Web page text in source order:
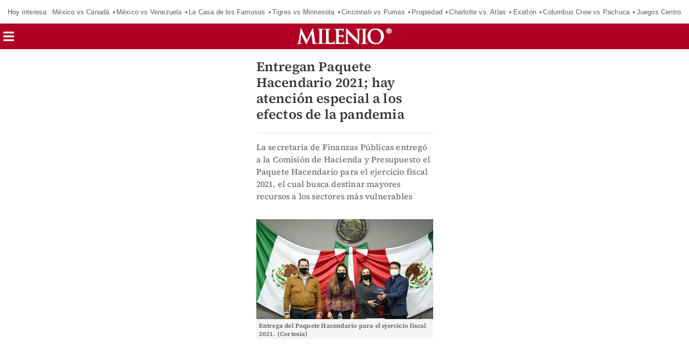
Hoy interesa: México vs Canadá México vs Venezuela La Casa de los Famosos Tigres vs Minnesota Cincinnati vs Pumas Propiedad Charlotte vs. Atlas Exatlón Columbus Crew vs Pachuca Juegos
Entregan Paquete
Hacendario 2021; hay
atención especial a los
efectos de la pandemia
La secretaria de Finanzas Públicas entregó
a la Comisión de Hacienda y Presupuesto el
Paquete Hacendario para el ejercicio fiscal
2021, el cual busca destinar mayores
recursos a los sectores más vulnerables
Entrega del Paquete Hacendario para el ejercicio fiscal
2021. (Cortesía)